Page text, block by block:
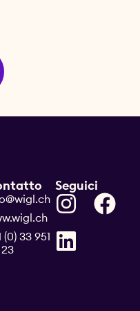
(0) 33 951
Seguici